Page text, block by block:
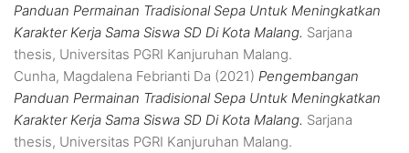
Panduan Permainan Tradisional Sepa Untuk Meningkatkan
Karakter Kerja Sama Siswa SD Di Kota Malang. Sarjana
thesis, Universitas PGRI Kanjuruhan Malang.
Cunha, Magdalena Febrianti Da (2021) Pengembangan
Panduan Permainan Tradisional Sepa Untuk Meningkatkan
Karakter Kerja Sama Siswa SD Di Kota Malang. Sarjana
thesis, Universitas PGRI Kanjuruhan Malang.